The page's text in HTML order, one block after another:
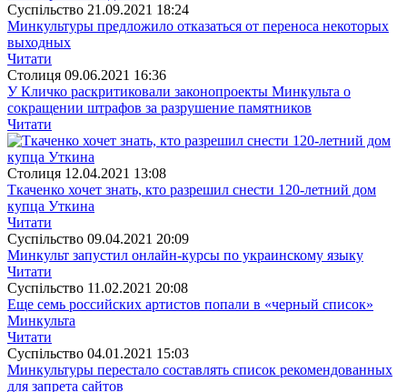
Суспiльство 21.09.2021 18:24
Минкультуры предложило отказаться от переноса некоторых
выходных
Читати
Столиця 09.06.2021 16:36
У Кличко раскритиковали законопроекты Минкульта о
сокращении штрафов за разрушение памятников
Читати
Столиця 12.04.2021 13:08
Ткаченко хочет знать, кто разрешил снести 120-летний дом
купца Уткина
Читати
Суспiльство 09.04.2021 20:09
Минкульт запустил онлайн-курсы по украинскому языку
Читати
Суспiльство 11.02.2021 20:08
Еще семь российских артистов попали в «черный список»
Минкульта
Читати
Суспiльство 04.01.2021 15:03
Минкультуры перестало составлять список рекомендованных
для запрета сайтов